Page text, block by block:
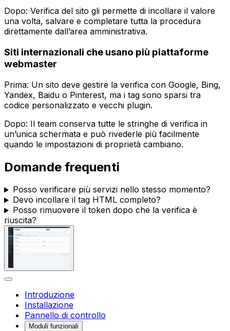
Dopo: Verifica del sito gli permette di incollare il valore
una volta, salvare e completare tutta la procedura
direttamente dall’area amministrativa.
Siti internazionali che usano più piattaforme
webmaster
Prima: Un sito deve gestire la verifica con Google, Bing,
Yandex, Baidu o Pinterest, ma i tag sono sparsi tra
codice personalizzato e vecchi plugin.
Dopo: Il team conserva tutte le stringhe di verifica in
un’unica schermata e può rivederle più facilmente
quando le impostazioni di proprietà cambiano.
Domande frequenti
Posso verificare più servizi nello stesso momento?
Devo incollare il tag HTML completo?
Posso rimuovere il token dopo che la verifica è
riuscita?
Introduzione
Installazione
Pannello di controllo
Moduli funzionali